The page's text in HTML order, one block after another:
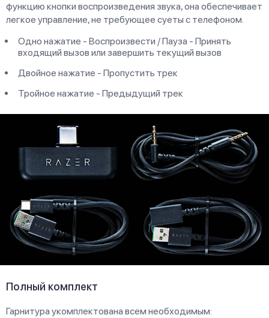
функцию кнопки воспроизведения звука, она обеспечивает
легкое управление, не требующее суеты с телефоном.
Одно нажатие - Воспроизвести / Пауза - Принять
входящий вызов или завершить текущий вызов
Двойное нажатие - Пропустить трек
Тройное нажатие - Предыдущий трек
Полный комплект
Гарнитура укомплектована всем необходимым: